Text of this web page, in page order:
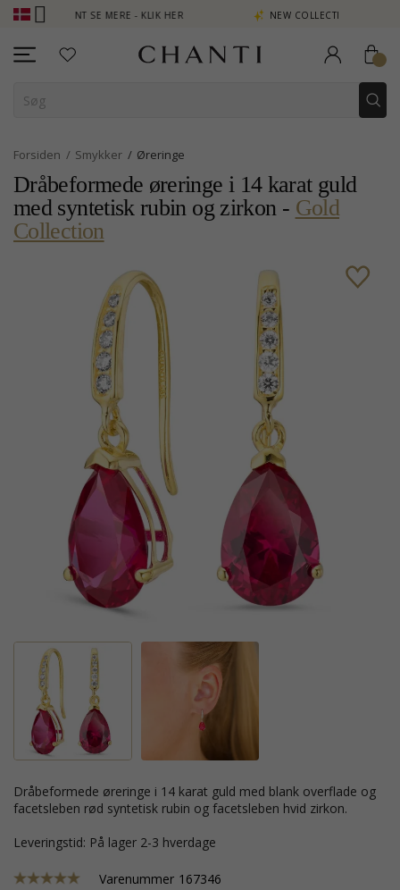
SE MERE - KLIK HER NEW COLLECTION | AURA
Forsiden Smykker Øreringe
Dråbeformede øreringe i 14 karat guld
med syntetisk rubin og zirkon - Gold
Collection
dråbeformede øreringe i 14 karat guld med blank overflade og
facetsleben rød syntetisk rubin og facetsleben hvid zirkon.
Leveringstid: På lager 2-3 hverdage
Varenummer 167346